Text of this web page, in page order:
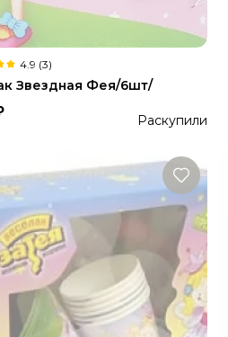
4.9 (3)
Звездная Фея/6шт/
Раскупили